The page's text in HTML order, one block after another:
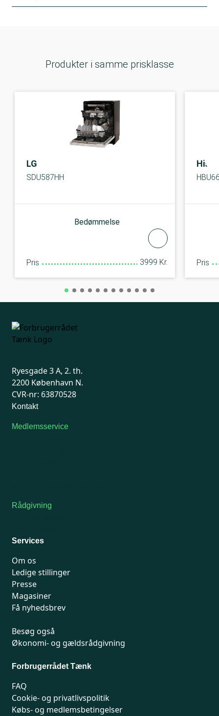
Produkter i samme prisklasse
LG
SDU587HH
Bedømmelse
Pris 3999 Kr. Pris
Ryesgade 3 A, 2. th.
2200 København N.
CVR-nr: 63870528
Kontakt
Medlemsservice
Rådgivning
Services
Om os
Ledige stillinger
Presse
Magasiner
Få nyhedsbrev
Besøg også
Økonomi- og gældsrådgivning
Forbrugerrådet Tænk
FAQ
Cookie- og privatlivspolitik
Købs- og medlemsbetingelser